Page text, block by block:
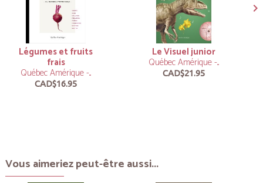
Légumes et fruits
frais
Québec Amérique -...
CAD$16.95
Le Visuel junior
Québec Amérique -...
CAD$21.95
Vous aimeriez peut-être aussi...